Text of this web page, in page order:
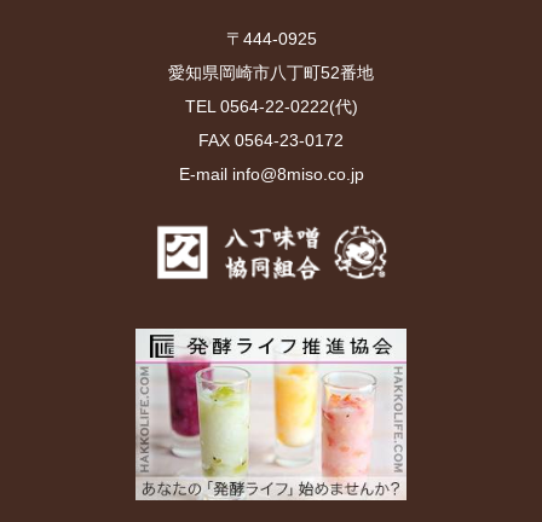
〒444-0925
愛知県岡崎市八丁町52番地
TEL 0564-22-0222(代)
FAX 0564-23-0172
E-mail info@8miso.co.jp